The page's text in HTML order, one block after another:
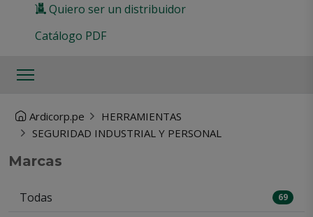
Quiero ser un distribuidor
Catálogo PDF
Ardicorp.pe
HERRAMIENTAS
SEGURIDAD INDUSTRIAL Y PERSONAL
Marcas
Todas 69